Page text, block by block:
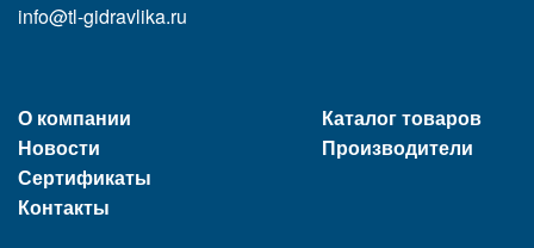
info@tl-gidravlika.ru
О компании
Новости
Сертификаты
Контакты
Каталог товаров
Производители